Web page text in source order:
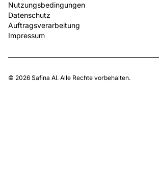
Nutzungsbedingungen
Datenschutz
Auftragsverarbeitung
Impressum
© 2026 Safina AI. Alle Rechte vorbehalten.